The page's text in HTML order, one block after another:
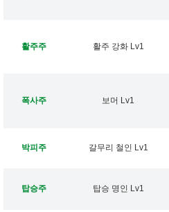
활주주 활주 강화 Lv1
폭사주 보머 Lv1
박피주 갈무리 철인 Lv1
탑승주 탑승 명인 Lv1